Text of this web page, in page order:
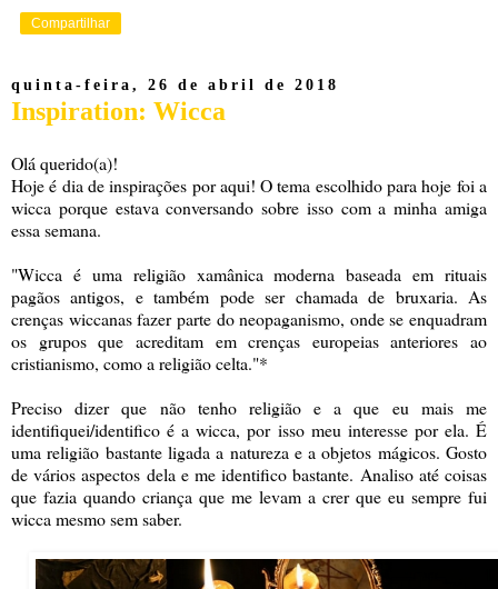
Compartilhar
quinta-feira, 26 de abril de 2018
Inspiration: Wicca
Olá querido(a)!
Hoje é dia de inspirações por aqui! O tema escolhido para hoje foi a
wicca porque estava conversando sobre isso com a minha amiga
essa semana.
"Wicca é uma religião xamânica moderna baseada em rituais
pagãos antigos, e também pode ser chamada de bruxaria. As
crenças wiccanas fazer parte do neopaganismo, onde se enquadram
os grupos que acreditam em crenças europeias anteriores ao
cristianismo, como a religião celta."*
Preciso dizer que não tenho religião e a que eu mais me
identifiquei/identifico é a wicca, por isso meu interesse por ela. É
uma religião bastante ligada a natureza e a objetos mágicos. Gosto
de vários aspectos dela e me identifico bastante. Analiso até coisas
que fazia quando criança que me levam a crer que eu sempre fui
wicca mesmo sem saber.